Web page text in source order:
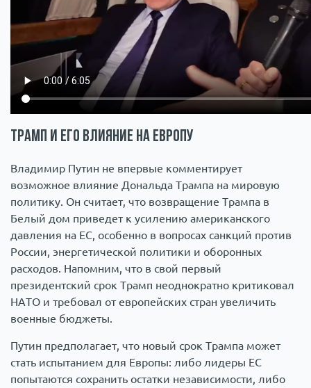
Трамп и его влияние на Европу
Владимир Путин не впервые комментирует
возможное влияние Дональда Трампа на мировую
политику. Он считает, что возвращение Трампа в
Белый дом приведет к усилению американского
давления на ЕС, особенно в вопросах санкций против
России, энергетической политики и оборонных
расходов. Напомним, что в свой первый
президентский срок Трамп неоднократно критиковал
НАТО и требовал от европейских стран увеличить
военные бюджеты.
Путин предполагает, что новый срок Трампа может
стать испытанием для Европы: либо лидеры ЕС
попытаются сохранить остатки независимости, либо